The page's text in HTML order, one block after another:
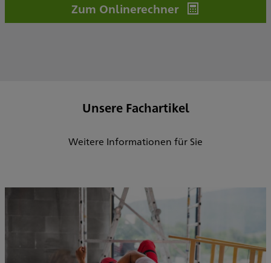
Zum Onlinerechner
Unsere Fachartikel
Weitere Informationen für Sie